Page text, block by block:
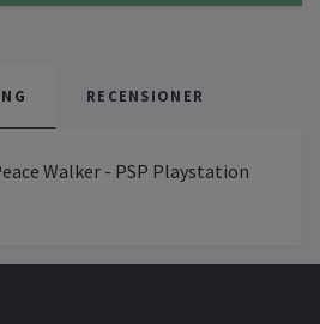
RECENSIONER
Walker - PSP Playstation